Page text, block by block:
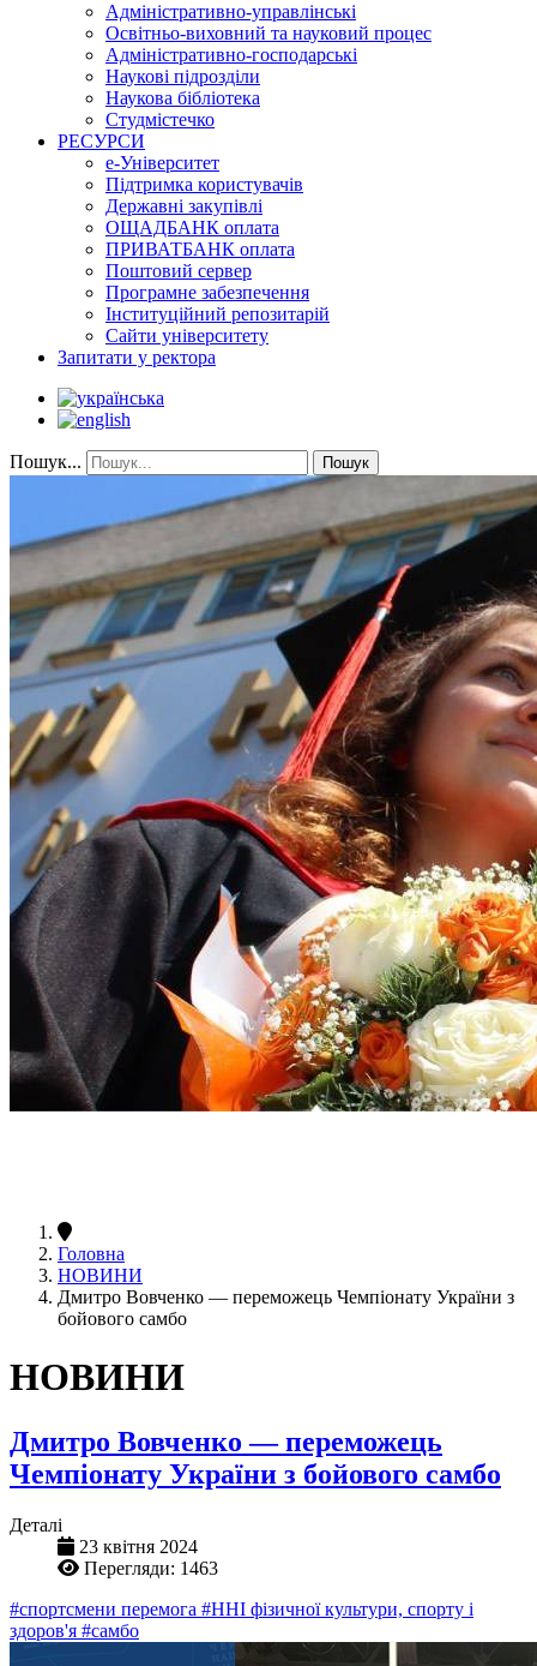
Адміністративно-управлінські
Освітньо-виховний та науковий процес
Адміністративно-господарські
Наукові підрозділи
Наукова бібліотека
Студмістечко
РЕСУРСИ
е-Університет
Підтримка користувачів
Державні закупівлі
ОЩАДБАНК оплата
ПРИВАТБАНК оплата
Поштовий сервер
Програмне забезпечення
Інституційний репозитарій
Сайти університету
Запитати у ректора
Пошук... Пошук
Головна
НОВИНИ
Дмитро Вовченко — переможець Чемпіонату України з
бойового самбо
НОВИНИ
Дмитро Вовченко — переможець
Чемпіонату України з бойового самбо
Деталі
23 квітня 2024
Перегляди: 1463
#спортсмени перемога #ННІ фізичної культури, спорту і
здоров'я #самбо